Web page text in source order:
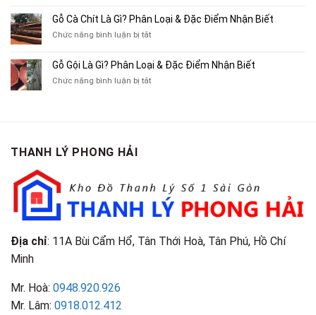
Cũ,
Xe
Cũ
TP.HCM
Sách
Tạp
Chí
Địa
Chỉ
Bán
Áo
Gỗ Cà Chít Là Gì? Phân Loại & Đặc Điểm Nhận Biết
Chức năng bình luận bị tắtở
Chít
Là
Gỗ Gội Là Gì? Phân Loại & Đặc Điểm Nhận Biết
Chức năng bình luận bị tắtở
Điểm
Nhận
Biết
THANH LÝ PHONG HẢI
Địa chỉ: 11A Bùi Cẩm Hổ, Tân Thới Hoà, Tân Phú, Hồ Chí
Minh
Mr. Hoà: 0948.920.926
Mr. Lâm: 0918.012.412